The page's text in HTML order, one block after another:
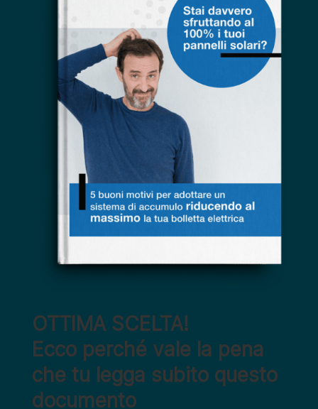
OTTIMA SCELTA!
Ecco perché vale la pena
che tu legga subito questo
documento